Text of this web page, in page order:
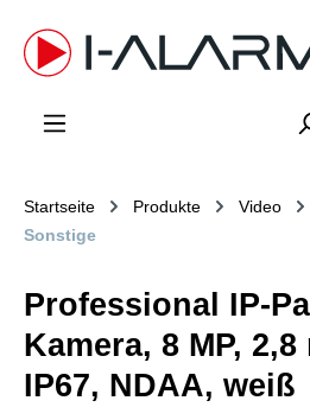
springen
Startseite Produkte Video
Sonstige
Professional IP-
Kamera, 8 MP,
IP67, NDAA, weiß